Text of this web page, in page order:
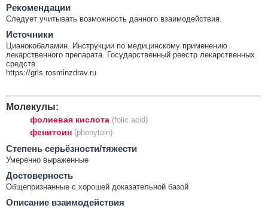
Рекомендации
Следует учитывать возможность данного взаимодействия.
Источники
Цианокобаламин. Инструкции по медицинскому применению
лекарственного препарата. Государственный реестр лекарственных
средств
https://grls.rosminzdrav.ru
Молекулы:
фолиевая кислота (folic acid)
фенитоин (phenytoin)
Cтепень серьёзности/тяжести
Умеренно выраженные
Достоверность
Общепризнанные с хорошей доказательной базой
Описание взаимодействия